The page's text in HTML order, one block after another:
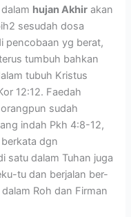
hujan Akhir akan
sesudah dosa
pencobaan yg berat,
tumbuh bahkan
tubuh Kristus
12:12. Faedah
sudah
indah Pkh 4:8-12,
dgn
satu dalam Tuhan juga
tu dan berjalan ber-
Roh dan Firman